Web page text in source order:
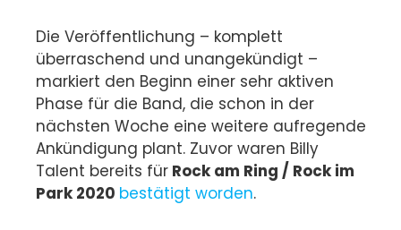
Die Veröffentlichung – komplett
überraschend und unangekündigt –
markiert den Beginn einer sehr aktiven
Phase für die Band, die schon in der
nächsten Woche eine weitere aufregende
Ankündigung plant. Zuvor waren Billy
Talent bereits für Rock am Ring / Rock im
Park 2020 bestätigt worden.